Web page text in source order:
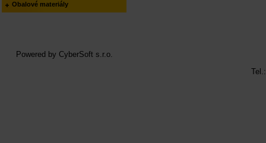
Obalové materiály
Powered by CyberSoft s.r.o.